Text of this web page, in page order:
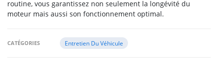
routine, vous garantissez non seulement la longévité du
moteur mais aussi son fonctionnement optimal.
CATÉGORIES Entretien Du Véhicule